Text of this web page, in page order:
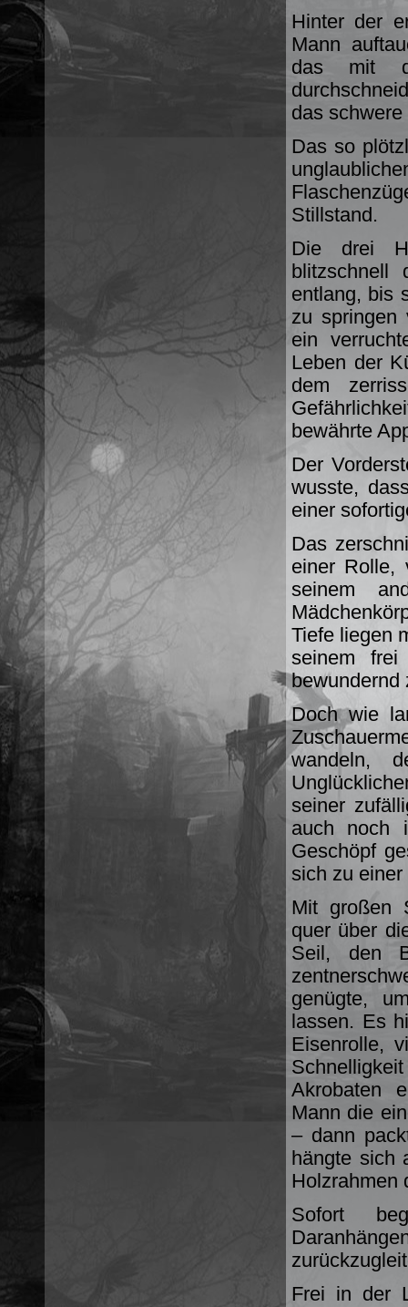
Hinter der
Mann
das mit
das
Das so
Stillstand.
Die drei
blitzschnell
entlang, bis
zu springen
ein
Leben der
dem
bewährte
Der
wusste,
einer
Das
einer Rolle,
seinem
Tiefe liegen
seinem
bewundernd
Doch wie
wandeln,
seiner
auch noch
Geschöpf
sich zu
Mit großen
quer über
Seil, den
genügte,
lassen. Es
Eisenrolle,
Akrobaten
Mann die
– dann
hängte sich
Holzrahmen
Sofort
Frei in der